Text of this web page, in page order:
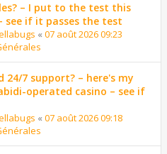
– I put to the test this
see if it passes the test
« 07 août 2026 09:23
7 support? – here's my
operated casino – see if
« 07 août 2026 09:18